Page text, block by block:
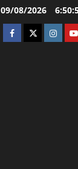
09/08/2026
facebooktwitter